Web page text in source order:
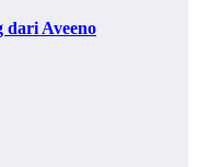
Aveeno